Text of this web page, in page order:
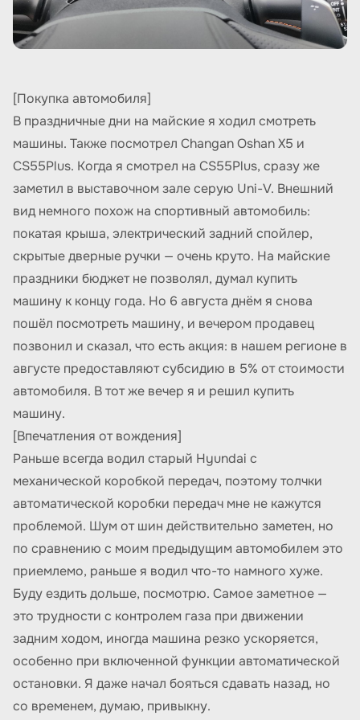
[Покупка автомобиля]
В праздничные дни на майские я ходил смотреть
машины. Также посмотрел Changan Oshan X5 и
CS55Plus. Когда я смотрел на CS55Plus, сразу же
заметил в выставочном зале серую Uni-V. Внешний
вид немного похож на спортивный автомобиль:
покатая крыша, электрический задний спойлер,
скрытые дверные ручки — очень круто. На майские
праздники бюджет не позволял, думал купить
машину к концу года. Но 6 августа днём я снова
пошёл посмотреть машину, и вечером продавец
позвонил и сказал, что есть акция: в нашем регионе в
августе предоставляют субсидию в 5% от стоимости
автомобиля. В тот же вечер я и решил купить
машину.
[Впечатления от вождения]
Раньше всегда водил старый Hyundai с
механической коробкой передач, поэтому толчки
автоматической коробки передач мне не кажутся
проблемой. Шум от шин действительно заметен, но
по сравнению с моим предыдущим автомобилем это
приемлемо, раньше я водил что-то намного хуже.
Буду ездить дольше, посмотрю. Самое заметное —
это трудности с контролем газа при движении
задним ходом, иногда машина резко ускоряется,
особенно при включенной функции автоматической
остановки. Я даже начал бояться сдавать назад, но
со временем, думаю, привыкну.